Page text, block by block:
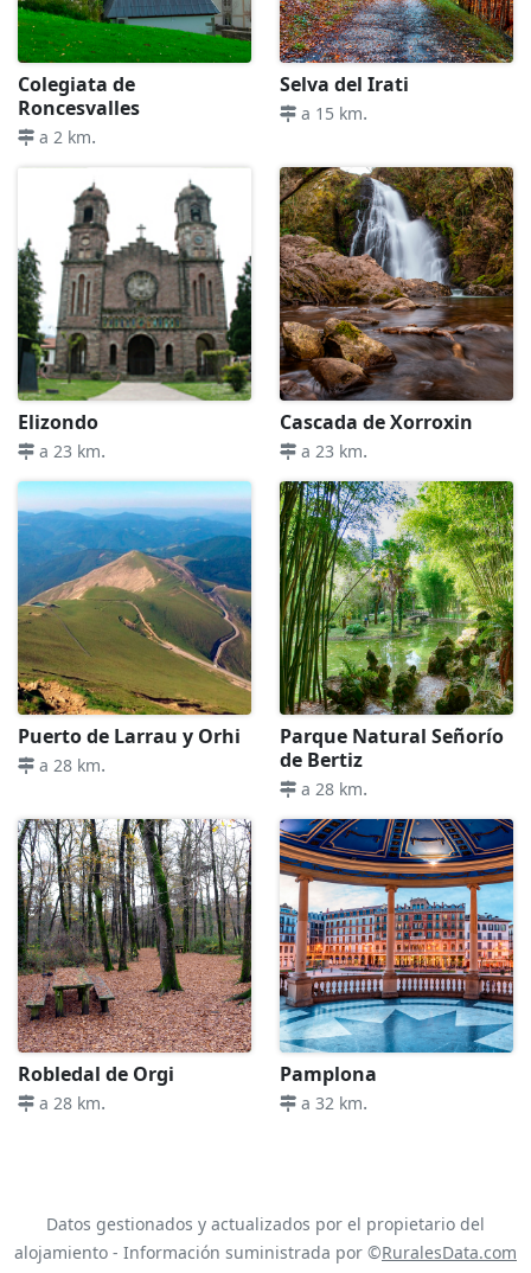
Colegiata de
Roncesvalles
a 2 km.
Selva del Irati
a 15 km.
Elizondo
a 23 km.
Cascada de Xorroxin
a 23 km.
Puerto de Larrau y Orhi
a 28 km.
Parque Natural Señorío
de Bertiz
a 28 km.
Robledal de Orgi
a 28 km.
Pamplona
a 32 km.
Datos gestionados y actualizados por el propietario del
alojamiento - Información suministrada por ©RuralesData.com